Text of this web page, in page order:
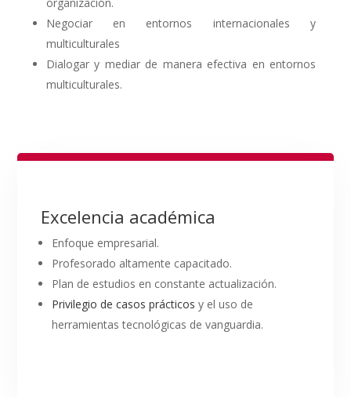
Negociar en entornos internacionales y
multiculturales
Dialogar y mediar de manera efectiva en entornos
multiculturales.
Excelencia académica
Enfoque empresarial.
Profesorado altamente capacitado.
Plan de estudios en constante actualización.
Privilegio de casos prácticos y el uso de
herramientas tecnológicas de vanguardia.